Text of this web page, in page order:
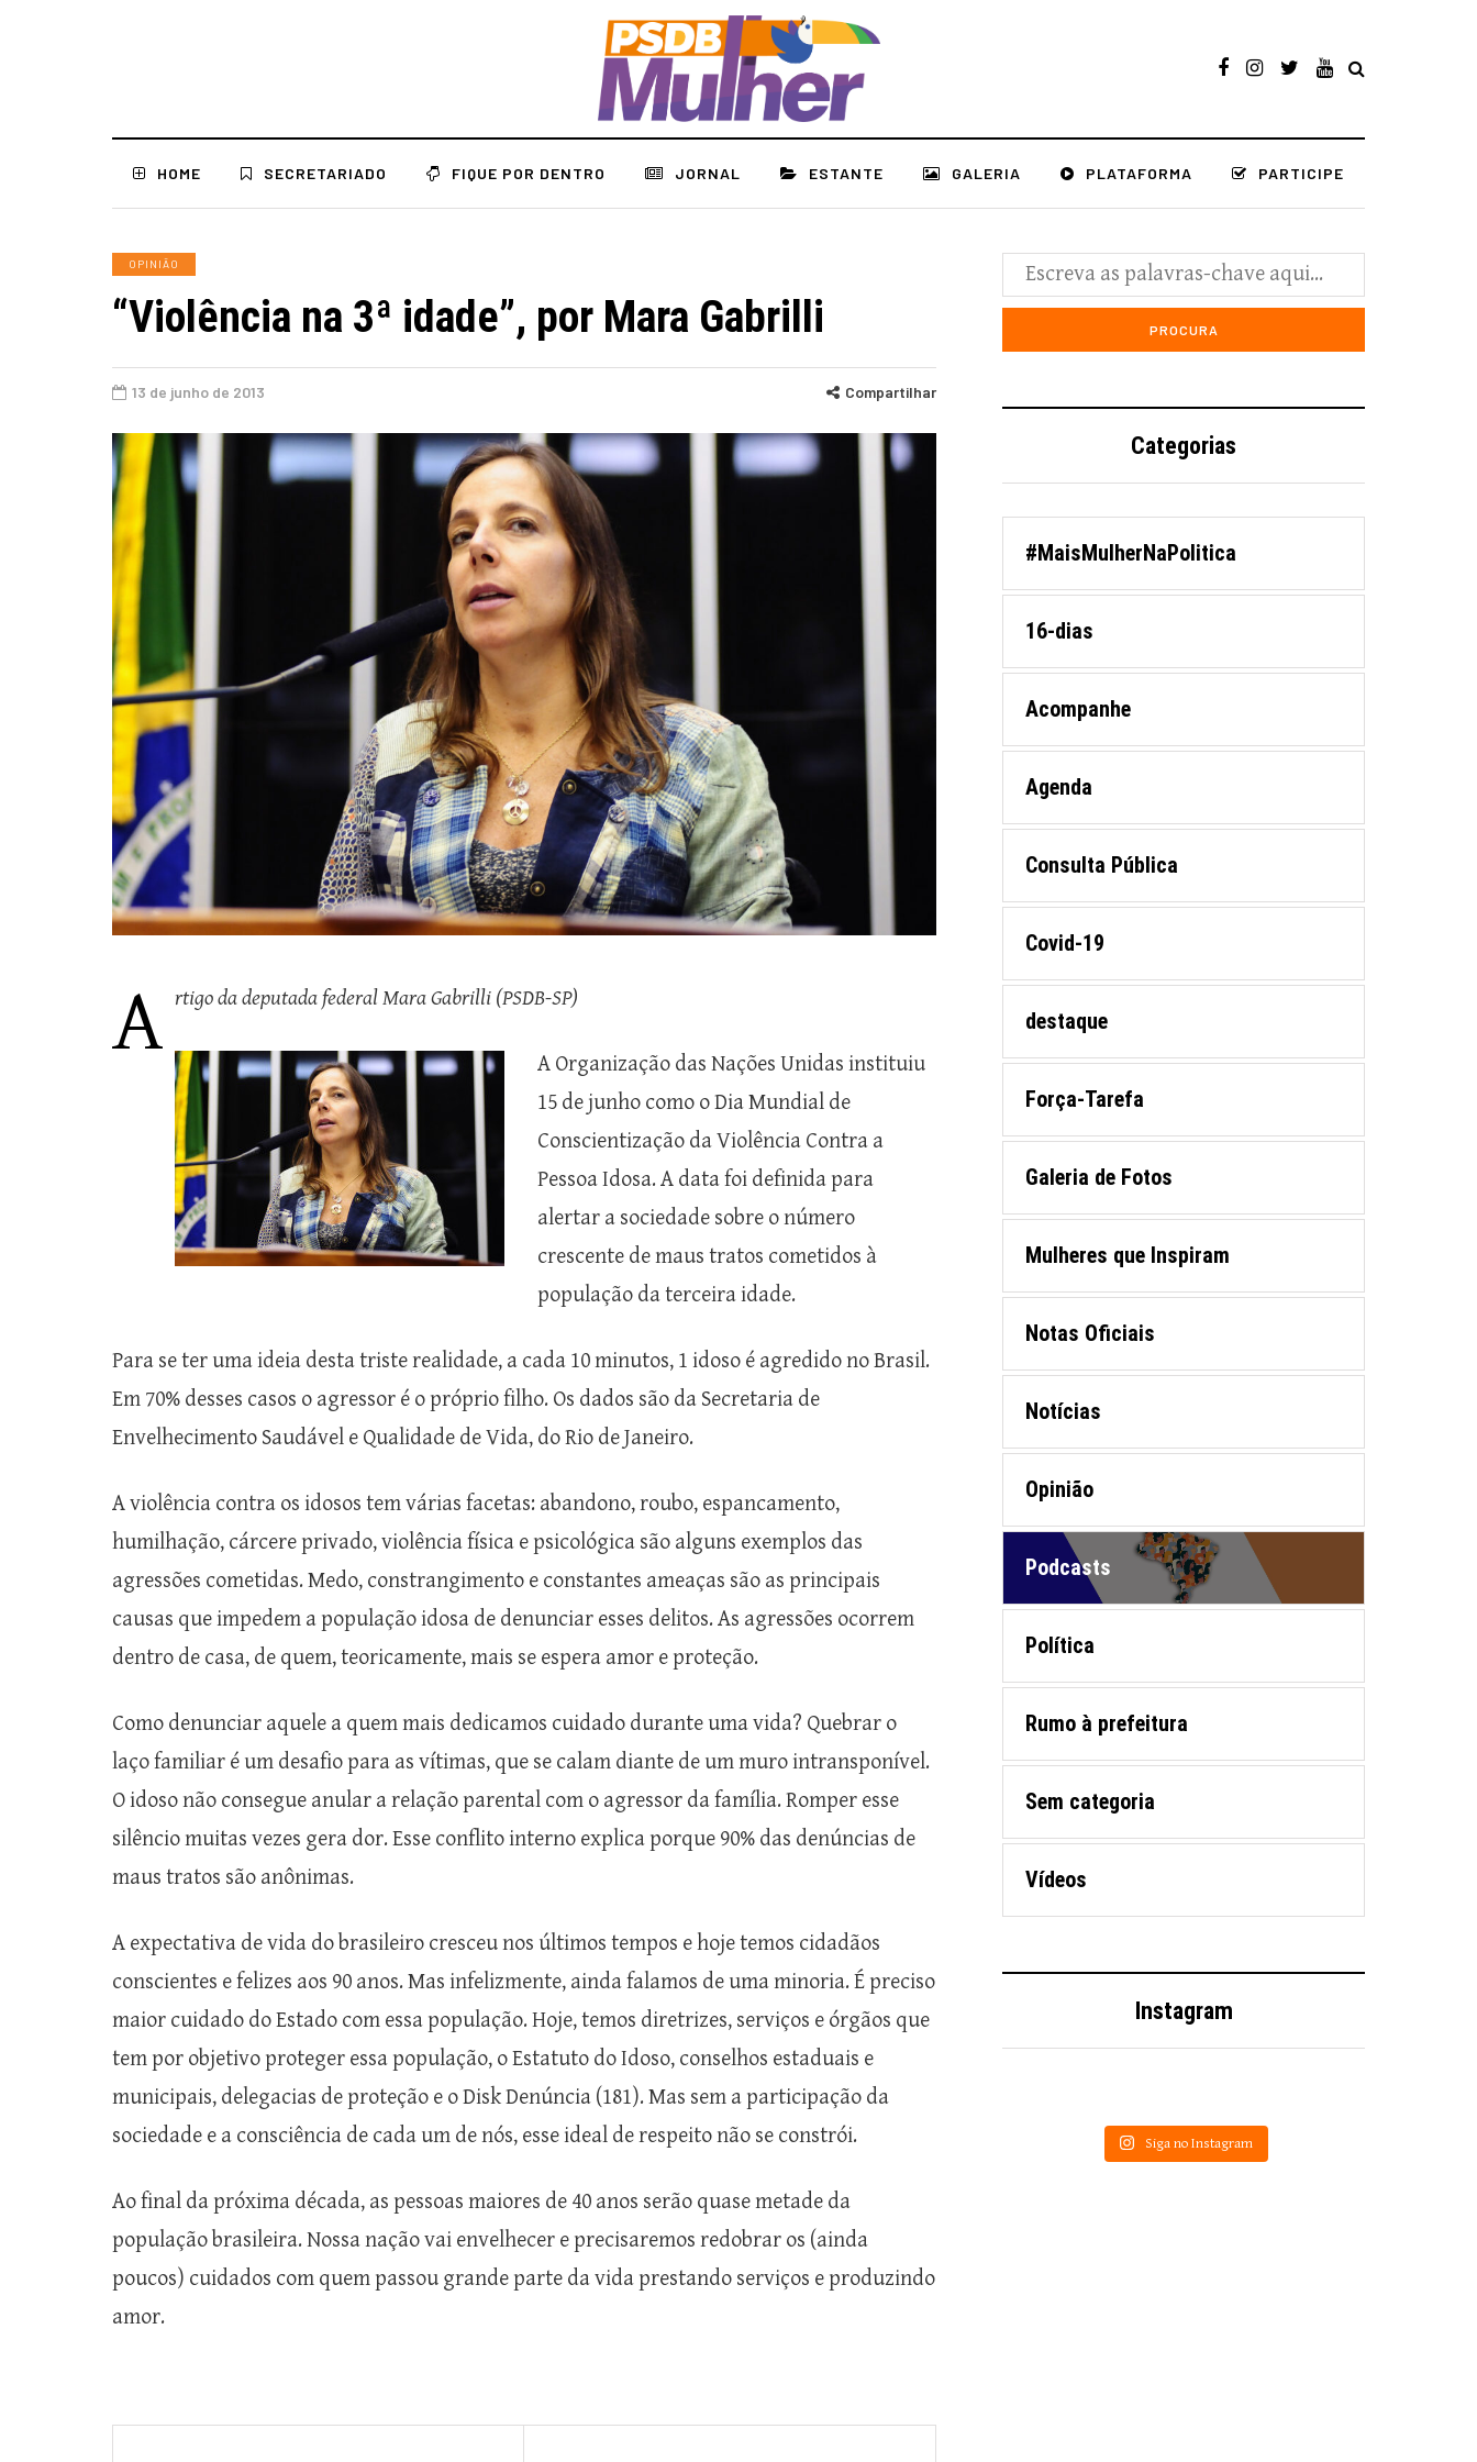
HOME SECRETARIADO FIQUE POR DENTRO JORNAL ESTANTE GALERIA PLATAFORMA PARTICIPE
OPINIÃO
“Violência na 3ª idade”, por Mara Gabrilli
13 de junho de 2013 Compartilhar
A rtigo da deputada federal Mara Gabrilli (PSDB-SP)
A Organização das Nações Unidas instituiu
15 de junho como o Dia Mundial de
Conscientização da Violência Contra a
Pessoa Idosa. A data foi definida para
alertar a sociedade sobre o número
crescente de maus tratos cometidos à
população da terceira idade.
Para se ter uma ideia desta triste realidade, a cada 10 minutos, 1 idoso é agredido no Brasil.
Em 70% desses casos o agressor é o próprio filho. Os dados são da Secretaria de
Envelhecimento Saudável e Qualidade de Vida, do Rio de Janeiro.
A violência contra os idosos tem várias facetas: abandono, roubo, espancamento,
humilhação, cárcere privado, violência física e psicológica são alguns exemplos das
agressões cometidas. Medo, constrangimento e constantes ameaças são as principais
causas que impedem a população idosa de denunciar esses delitos. As agressões ocorrem
dentro de casa, de quem, teoricamente, mais se espera amor e proteção.
Como denunciar aquele a quem mais dedicamos cuidado durante uma vida? Quebrar o
laço familiar é um desafio para as vítimas, que se calam diante de um muro intransponível.
O idoso não consegue anular a relação parental com o agressor da família. Romper esse
silêncio muitas vezes gera dor. Esse conflito interno explica porque 90% das denúncias de
maus tratos são anônimas.
A expectativa de vida do brasileiro cresceu nos últimos tempos e hoje temos cidadãos
conscientes e felizes aos 90 anos. Mas infelizmente, ainda falamos de uma minoria. É preciso
maior cuidado do Estado com essa população. Hoje, temos diretrizes, serviços e órgãos que
tem por objetivo proteger essa população, o Estatuto do Idoso, conselhos estaduais e
municipais, delegacias de proteção e o Disk Denúncia (181). Mas sem a participação da
sociedade e a consciência de cada um de nós, esse ideal de respeito não se constrói.
Ao final da próxima década, as pessoas maiores de 40 anos serão quase metade da
população brasileira. Nossa nação vai envelhecer e precisaremos redobrar os (ainda
poucos) cuidados com quem passou grande parte da vida prestando serviços e produzindo
amor.
Categorias
#MaisMulherNaPolitica
16-dias
Acompanhe
Agenda
Consulta Pública
Covid-19
destaque
Força-Tarefa
Galeria de Fotos
Mulheres que Inspiram
Notas Oficiais
Notícias
Opinião
Podcasts
Política
Rumo à prefeitura
Sem categoria
Vídeos
Instagram
Siga no Instagram